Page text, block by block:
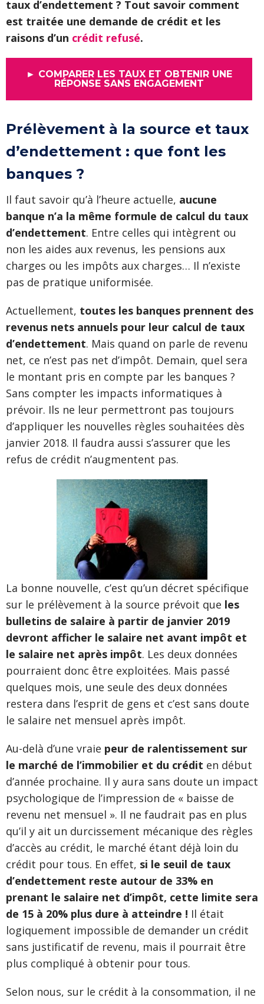
taux d’endettement ? Tout savoir comment
est traitée une demande de crédit et les
raisons d’un crédit refusé.
► COMPARER LES TAUX ET OBTENIR UNE
RÉPONSE SANS ENGAGEMENT
Prélèvement à la source et taux
d’endettement : que font les
banques ?
Il faut savoir qu’à l’heure actuelle, aucune
banque n’a la même formule de calcul du taux
d’endettement. Entre celles qui intègrent ou
non les aides aux revenus, les pensions aux
charges ou les impôts aux charges… Il n’existe
pas de pratique uniformisée.
Actuellement, toutes les banques prennent des
revenus nets annuels pour leur calcul de taux
d’endettement. Mais quand on parle de revenu
net, ce n’est pas net d’impôt. Demain, quel sera
le montant pris en compte par les banques ?
Sans compter les impacts informatiques à
prévoir. Ils ne leur permettront pas toujours
d’appliquer les nouvelles règles souhaitées dès
janvier 2018. Il faudra aussi s’assurer que les
refus de crédit n’augmentent pas.
La bonne nouvelle, c’est qu’un décret spécifique
sur le prélèvement à la source prévoit que les
bulletins de salaire à partir de janvier 2019
devront afficher le salaire net avant impôt et
le salaire net après impôt. Les deux données
pourraient donc être exploitées. Mais passé
quelques mois, une seule des deux données
restera dans l’esprit de gens et c’est sans doute
le salaire net mensuel après impôt.
Au-delà d’une vraie peur de ralentissement sur
le marché de l’immobilier et du crédit en début
d’année prochaine. Il y aura sans doute un impact
psychologique de l’impression de « baisse de
revenu net mensuel ». Il ne faudrait pas en plus
qu’il y ait un durcissement mécanique des règles
d’accès au crédit, le marché étant déjà loin du
crédit pour tous. En effet, si le seuil de taux
d’endettement reste autour de 33% en
prenant le salaire net d’impôt, cette limite sera
de 15 à 20% plus dure à atteindre ! Il était
logiquement impossible de demander un crédit
sans justificatif de revenu, mais il pourrait être
plus compliqué à obtenir pour tous.
Selon nous, sur le crédit à la consommation, il ne